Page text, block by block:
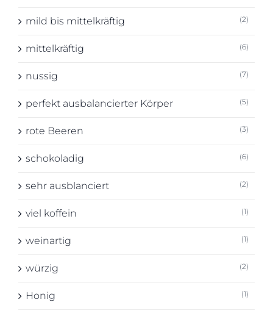
mild bis mittelkräftig (2)
mittelkräftig (6)
nussig (7)
perfekt ausbalancierter Körper (5)
rote Beeren (3)
schokoladig (6)
sehr ausblanciert (2)
viel koffein (1)
weinartig (1)
würzig (2)
Honig (1)